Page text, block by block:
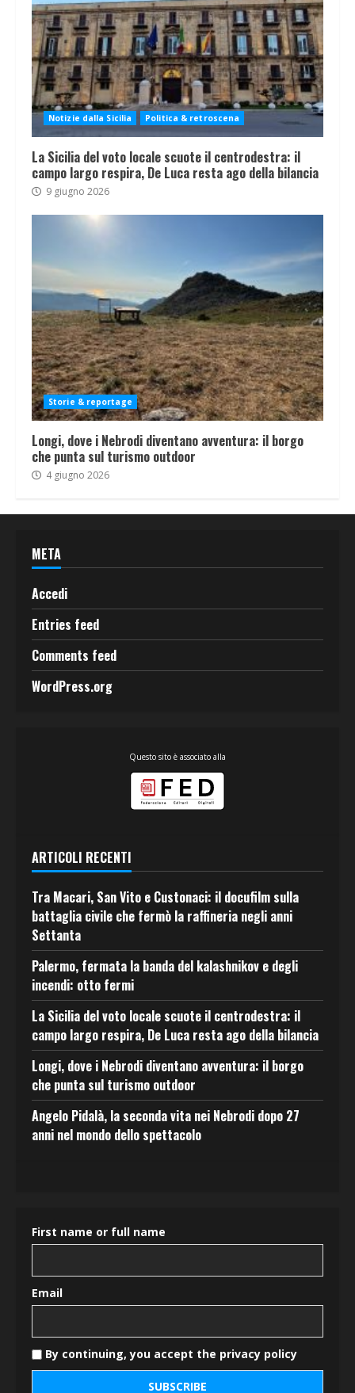
Notizie dalla Sicilia Politica & retroscena
La Sicilia del voto locale scuote il centrodestra: il
campo largo respira, De Luca resta ago della bilancia
9 giugno 2026
Storie & reportage
Longi, dove i Nebrodi diventano avventura: il borgo
che punta sul turismo outdoor
4 giugno 2026
META
Accedi
Entries feed
Comments feed
WordPress.org
Questo sito è associato alla
ARTICOLI RECENTI
Tra Macari, San Vito e Custonaci: il docufilm sulla
battaglia civile che fermò la raffineria negli anni
Settanta
Palermo, fermata la banda del kalashnikov e degli
incendi: otto fermi
La Sicilia del voto locale scuote il centrodestra: il
campo largo respira, De Luca resta ago della bilancia
Longi, dove i Nebrodi diventano avventura: il borgo
che punta sul turismo outdoor
Angelo Pidalà, la seconda vita nei Nebrodi dopo 27
anni nel mondo dello spettacolo
First name or full name
Email
By continuing, you accept the privacy policy